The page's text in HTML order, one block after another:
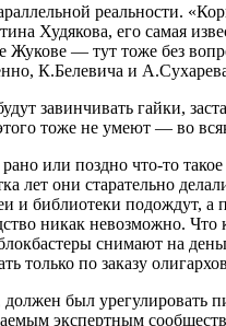
реальности.
Худякова, его самая
Жукове — тут тоже без
К.Белевича и
завинчивать гайки,
тоже не умеют — во
или поздно что-то
лет они старательно
и библиотеки подождут,
никак невозможно.
снимают на
только по заказу
был
экспертным